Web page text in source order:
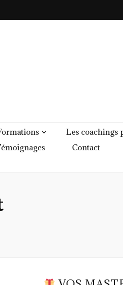
Les coachings
Contact